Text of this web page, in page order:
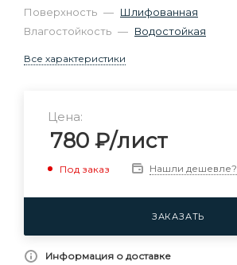
Поверхность — Шлифованная
Влагостойкость — Водостойкая
Все характеристики
Цена:
780 ₽/лист
Под заказ Нашли дешевле?
ЗАКАЗАТЬ
Информация о доставке